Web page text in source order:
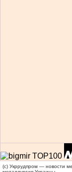
(c) Укррудпром — новости